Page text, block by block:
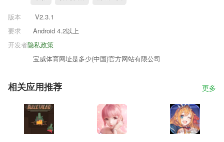
版本
V2.3.1
要求
Android 4.2以上
隐私政策
开发者
宝威体育网址是多少(中国)官方网站有限公司
相关应用推荐 更多